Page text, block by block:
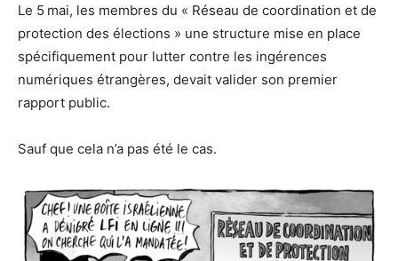
Le 5 mai, les membres du « Réseau de coordination et de
protection des élections » une structure mise en place
spécifiquement pour lutter contre les ingérences
numériques étrangères, devait valider son premier
rapport public.
Sauf que cela n’a pas été le cas.